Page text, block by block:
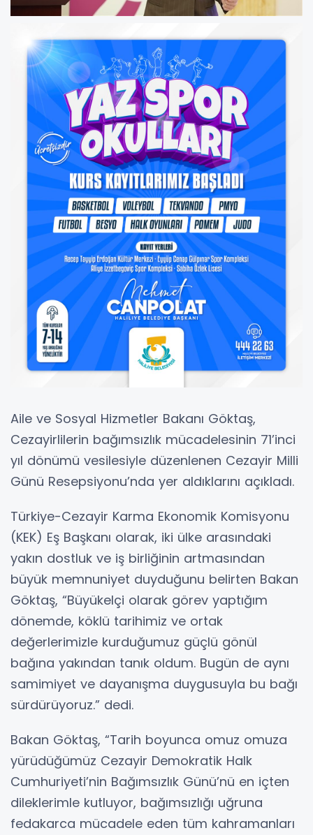
Aile ve Sosyal Hizmetler Bakanı Göktaş,
Cezayirlilerin bağımsızlık mücadelesinin 71’inci
yıl dönümü vesilesiyle düzenlenen Cezayir Milli
Günü Resepsiyonu’nda yer aldıklarını açıkladı.
Türkiye-Cezayir Karma Ekonomik Komisyonu
(KEK) Eş Başkanı olarak, iki ülke arasındaki
yakın dostluk ve iş birliğinin artmasından
büyük memnuniyet duyduğunu belirten Bakan
Göktaş, “Büyükelçi olarak görev yaptığım
dönemde, köklü tarihimiz ve ortak
değerlerimizle kurduğumuz güçlü gönül
bağına yakından tanık oldum. Bugün de aynı
samimiyet ve dayanışma duygusuyla bu bağı
sürdürüyoruz.” dedi.
Bakan Göktaş, “Tarih boyunca omuz omuza
yürüdüğümüz Cezayir Demokratik Halk
Cumhuriyeti’nin Bağımsızlık Günü’nü en içten
dileklerimle kutluyor, bağımsızlığı uğruna
fedakarca mücadele eden tüm kahramanları